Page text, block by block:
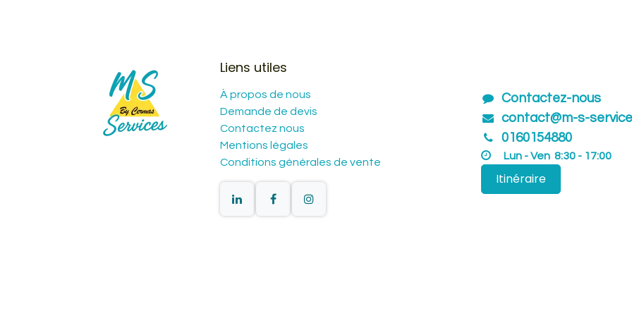
Liens utiles
À propos de nous
Demande de devis
Contactez nous
Mentions légales
Conditions générales de vente
Contactez-nous
contact@m-s-
01601​54880
Lun - Ven 8:30 - 17:00
Itinéraire